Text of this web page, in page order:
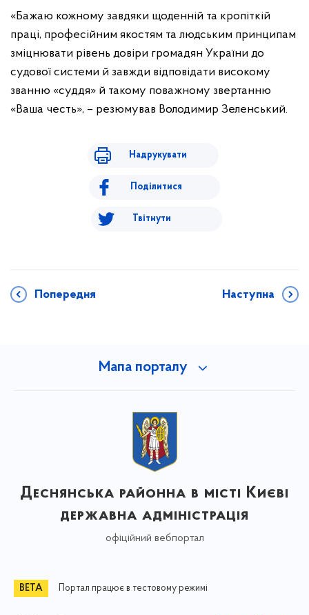
«Бажаю кожному завдяки щоденній та кропіткій
праці, професійним якостям та людським принципам
зміцнювати рівень довіри громадян України до
судової системи й завжди відповідати високому
званню «суддя» й такому поважному звертанню
«Ваша честь», – резюмував Володимир Зеленський.
Надрукувати
Поділитися
Твітнути
Попередня Наступна
Мапа порталу
Деснянська районна в місті Києві
державна адміністрація
офіційний вебпортал
Портал працює в тестовому режимі